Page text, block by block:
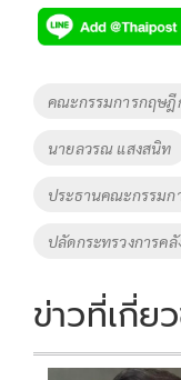
e
b
o
k
tt
er
p
y
k
Tags
คณะกรรมการกฤษฎี
นายลวรณ แสงสนิท
ประธานคณะกรรมก
ปลัดกระทรวงการคลั
ข่าวที่เกี่ย